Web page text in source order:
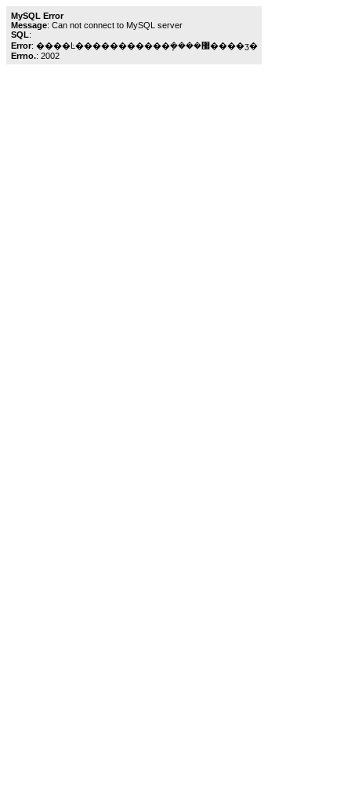
MySQL Error
Message: Can not connect to MySQL server
SQL:
Error
: ����Ŀ�����������ܾ����޷����ӡ�
Errno.: 2002